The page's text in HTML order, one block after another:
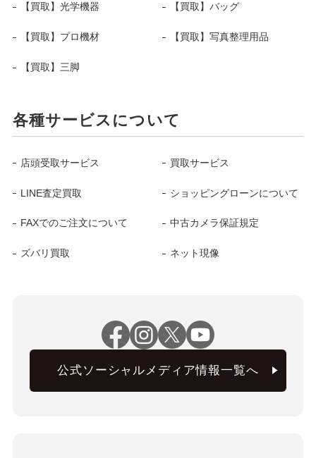
【買取】光学機器 【買取】バッグ
【買取】プロ機材 【買取】写真整理用品
【買取】三脚
各種サービスについて
店頭受取サービス 買取サービス
LINE査定買取 ショッピングローンについて
FAXでのご注文について 中古カメラ保証規定
ズバリ買取 ネット現像
公式ソーシャルメディア情報一覧へ